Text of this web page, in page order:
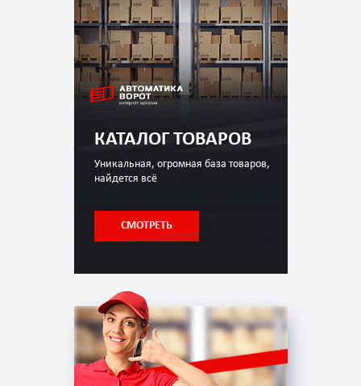
КАТАЛОГ ТОВАРОВ
Уникальная, огромная база товаров,
найдется всё
СМОТРЕТЬ